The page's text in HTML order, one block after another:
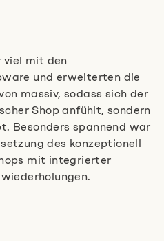
viel mit den
und erweiterten die
massiv, sodass sich der
Shop anfühlt, sondern
Besonders spannend war
des konzeptionell
mit integrierter